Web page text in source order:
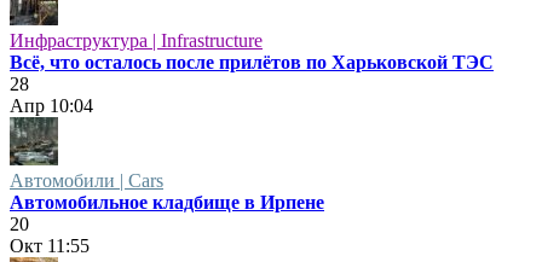
Инфраструктура | Infrastructure
Всё, что осталось после прилётов по Харьковской ТЭС
28
Апр 10:04
Автомобили | Cars
Автомобильное кладбище в Ирпене
20
Окт 11:55